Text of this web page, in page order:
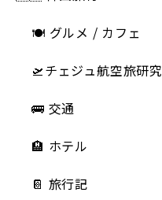
🍽 グルメ / カフェ
🛫チェジュ航空旅研究
🚌 交通
🏨 ホテル
📔 旅行記